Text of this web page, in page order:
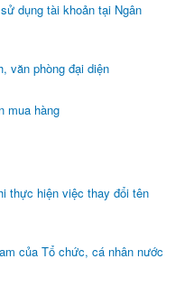
dụng tài khoản tại Ngân
văn phòng đại diện
mua hàng
thực hiện việc thay đổi tên
của Tổ chức, cá nhân nước